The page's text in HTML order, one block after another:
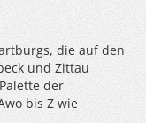
die auf den
und Zittau
der
bis Z wie